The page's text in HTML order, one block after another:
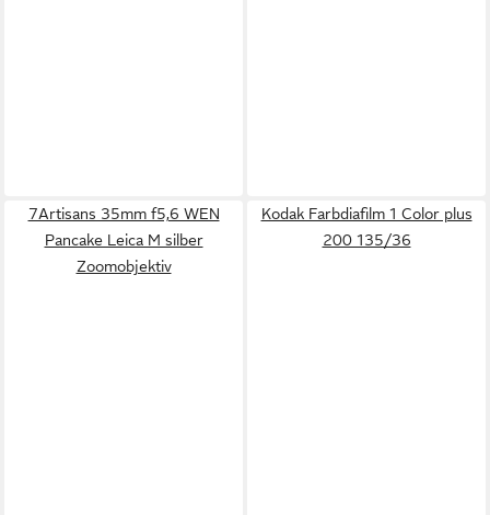
7Artisans 35mm f5,6 WEN
Pancake Leica M silber
Zoomobjektiv
Kodak Farbdiafilm 1 Color plus
200 135/36